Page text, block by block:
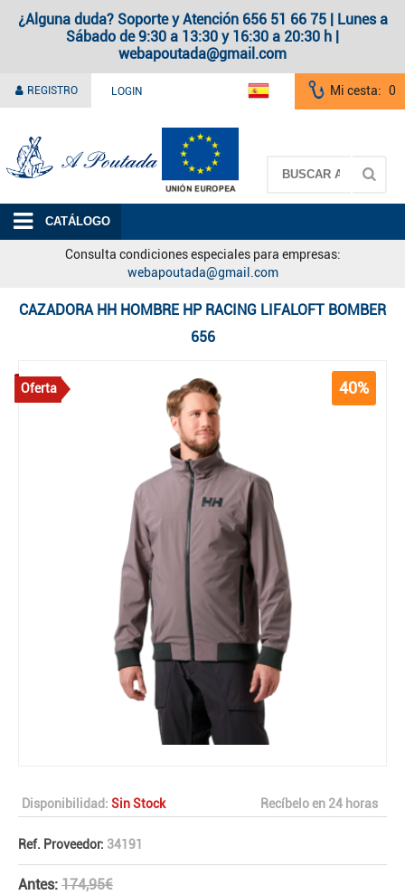
¿Alguna duda? Soporte y Atención 656 51 66 75 | Lunes a
Sábado de 9:30 a 13:30 y 16:30 a 20:30 h |
webapoutada@gmail.com
REGISTRO LOGIN Mi cesta: 0
CATÁLOGO
Consulta condiciones especiales para empresas:
webapoutada@gmail.com
CAZADORA HH HOMBRE HP RACING LIFALOFT BOMBER
656
Oferta 40%
Disponibilidad: Sin Stock Recíbelo en 24 horas
Ref. Proveedor: 34191
Antes: 174,95€